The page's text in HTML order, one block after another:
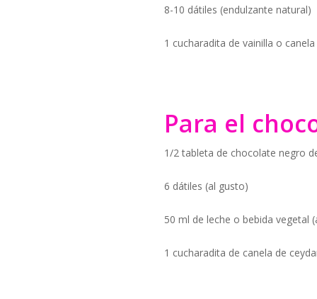
8-10 dátiles (endulzante natural)
1 cucharadita de vainilla o
Para el
1/2 tableta de chocolate negro
6 dátiles (al gusto)
50 ml de leche o bebida vegetal
1 cucharadita de canela de